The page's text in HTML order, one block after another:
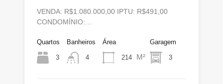
VENDA: R$1.080.000,00 IPTU: R$491,00
CONDOMÍNIO:…
Quartos
3
Banheiros
4
Área
214 M²
Garagem
3